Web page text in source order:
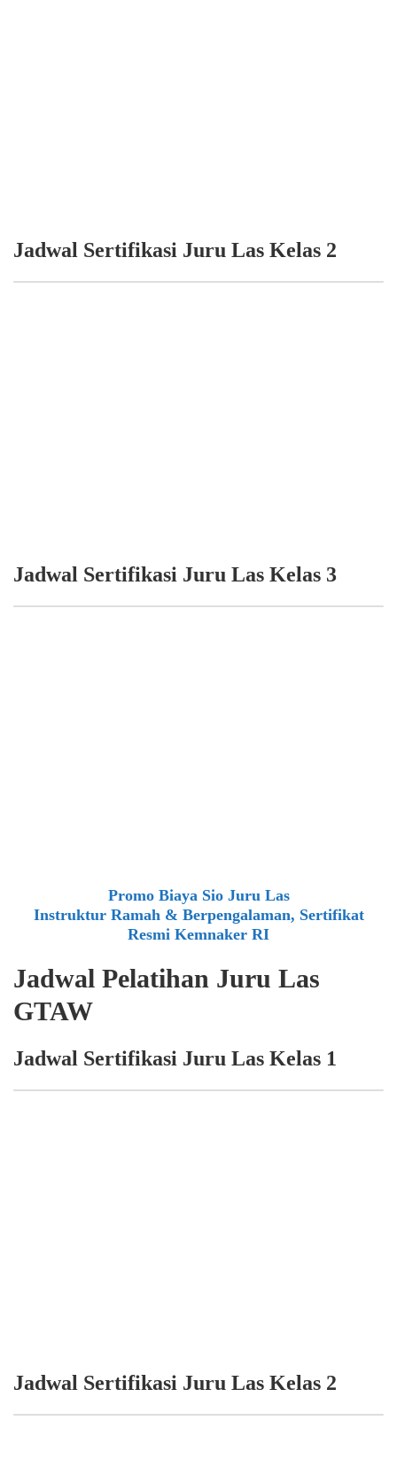
Jadwal Sertifikasi Juru Las Kelas 2
Jadwal Sertifikasi Juru Las Kelas 3
Promo Biaya Sio Juru Las
Instruktur Ramah & Berpengalaman, Sertifikat
Resmi Kemnaker RI
Jadwal Pelatihan Juru Las
GTAW
Jadwal Sertifikasi Juru Las Kelas 1
Jadwal Sertifikasi Juru Las Kelas 2